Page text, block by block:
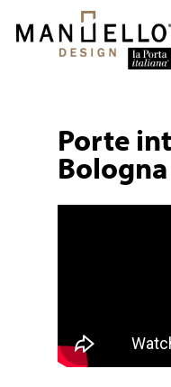
main
Porte
Bologna